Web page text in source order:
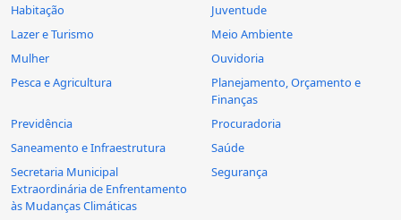
Habitação
Juventude
Lazer e Turismo
Meio Ambiente
Mulher
Ouvidoria
Pesca e Agricultura
Planejamento, Orçamento e
Finanças
Previdência
Procuradoria
Saneamento e Infraestrutura
Saúde
Secretaria Municipal
Extraordinária de Enfrentamento
às Mudanças Climáticas
Segurança